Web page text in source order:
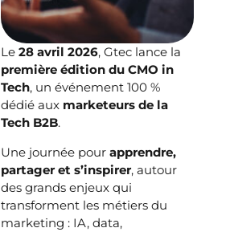
Le28 avril 2026, Gtec lance la
première édition du CMO in
Tech, un événement 100 %
dédié aux marketeurs de la
Tech B2B.
Une journée pourapprendre,
partager et s’inspirer, autour
des grands enjeux qui
transforment les métiers du
marketing : IA, data,